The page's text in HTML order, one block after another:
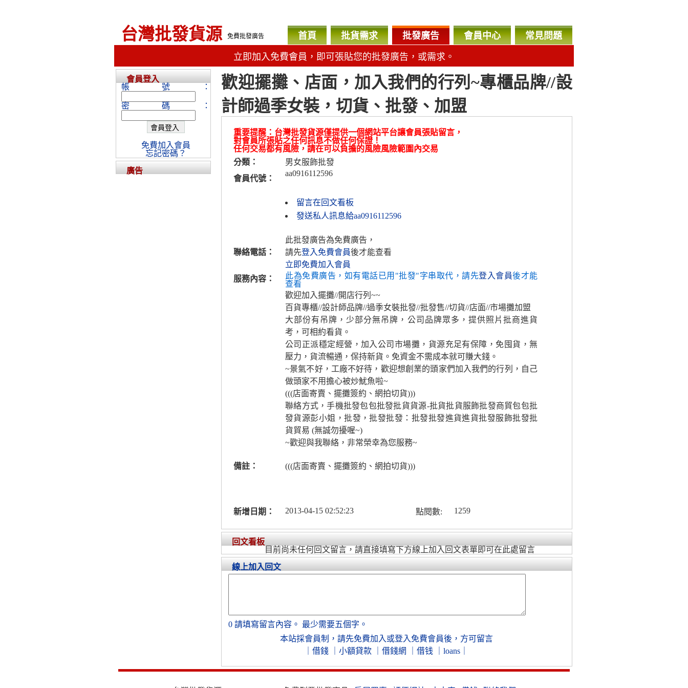
台灣批發貨源 免費批發廣告 首頁 批貨需求 批發廣告 會員中心 常見問題
立即加入免費會員，即可張貼您的批發廣告，或需求。
歡迎擺攤、店面，加入我們的行列~專櫃品牌//設
計師過季女裝，切貨、批發、加盟
重要提醒：台灣批發貨源僅提供一個網站平台讓會員張貼留言，
對會員所張貼之任何訊息不做任何保證！
任何交易都有風險，請在可以負擔的風險風險範圍內交易
分類：
男女服飾批發
會員代號：
aa0916112596
留言在回文看板
發送私人訊息給aa0916112596
聯絡電話：
此批發廣告為免費廣告，
請先登入免費會員後才能查看
立即免費加入會員
服務內容：
此為免費廣告，如有電話已用"批發"字串取代，請先登入會員後才能
查看
歡迎加入擺攤//開店行列~~
百貨專櫃//設計師品牌//過季女裝批發//批發售//切貨//店面//市場攤加盟
大部份有吊牌，少部分無吊牌，公司品牌眾多，提供照片批商進貨
考，可相約看貨。
公司正派穩定經營，加入公司市場攤，貨源充足有保障，免囤貨，無
壓力，貨流暢通，保持新貨。免資金不需成本就可賺大錢。
~景氣不好，工廠不好待，歡迎想創業的頭家們加入我們的行列，自己
做頭家不用擔心被炒魷魚啦~
(((店面寄賣、擺攤簽約、網拍切貨)))
聯絡方式，手機批發包包批發批貨貨源-批貨批貨服飾批發商貿包包批
發貨源彭小姐，批發，批發批發：批發批發進貨進貨批發服飾批發批
貨貿易 (無誠勿擾喔~)
~歡迎與我聯絡，非常榮幸為您服務~
備註： (((店面寄賣、擺攤簽約、網拍切貨)))
新增日期： 2013-04-15 02:52:23 點閱數: 1259
回文看板
目前尚未任何回文留言，請直接填寫下方線上加入回文表單即可在此處留言
線上加入回文
0 請填寫留言內容。 最少需要五個字。
本站採會員制， 請先免費加入 或登入免費會員後，方可留言
借錢 小額貸款 借錢網 借钱 loans
會員登入
帳號：
密碼：
免費加入會員
忘記密碼？
廣告